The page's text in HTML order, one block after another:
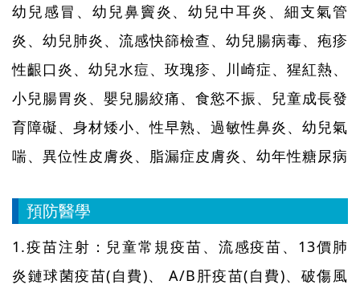
幼兒感冒、幼兒鼻竇炎、幼兒中耳炎、細支氣管
炎、幼兒肺炎、流感快篩檢查、幼兒腸病毒、疱疹
性齦口炎、幼兒水痘、玫瑰疹、川崎症、猩紅熱、
小兒腸胃炎、嬰兒腸絞痛、食慾不振、兒童成長發
育障礙、身材矮小、性早熟、過敏性鼻炎、幼兒氣
喘、異位性皮膚炎、脂漏症皮膚炎、幼年性糖尿病
預防醫學
1.疫苗注射：兒童常規疫苗、流感疫苗、13價肺
炎鏈球菌疫苗(自費)、 A/B肝疫苗(自費)、破傷風